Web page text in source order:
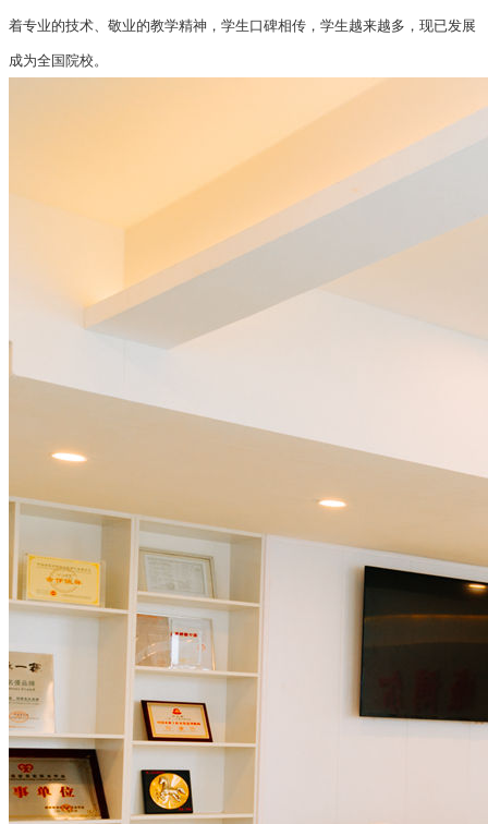
着专业的技术、敬业的教学精神，学生口碑相传，学生越来越多，现已发展
成为全国院校。